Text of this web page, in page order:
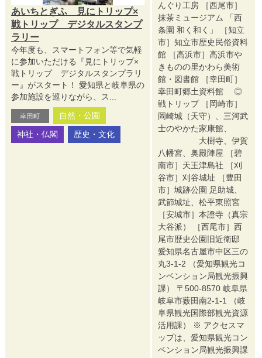
あいちとぎふ 見にトリップ×
戦トリップ デジタルスタンプ
ラリー
今年度も、スマートフォン等で気軽
に参加いただける『見にトリップ×
戦トリップ デジタルスタンプラリ
ー』がスタート！ 愛知県と岐阜県の
参加施設を巡りながら、ス...
幸田町
自然・公園
神社・仏閣
歴史・文化
んぐり工房 ［西尾市］
抹茶ミュージアム 「西
条園 和く和く」 ［知立
市］知立市歴史民俗資料
館 ［高浜市］高浜市や
きものの里かわら美術
館・図書館 ［幸田町］
幸田町郷土資料館 ◎
戦トリップ ［岡崎市］
岡崎城（天守）、三河武
士のやかた家康館、
大樹寺、伊賀
八幡宮、奥殿陣屋 ［碧
南市］天王津島社 ［刈
谷市］刈谷城址 ［豊田
市］城跡公園 足助城、
武節城址、松平東照宮
［安城市］本證寺（真宗
大谷派） ［西尾市］西
尾市歴史公園旧近衛邸
愛知県名古屋市中区三の
丸3-1-2 （愛知県観光コ
ンベンション局観光振興
課） 〒500-8570 岐阜県
岐阜市薮田南2-1-1 （岐
阜県観光国際部観光資源
活用課） ※ アクセスマ
ップは、愛知県観光コン
ベンション局観光振興課